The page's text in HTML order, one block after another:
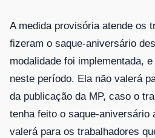
A medida provisória atende os
fizeram o saque-aniversário
modalidade foi implementada,
neste período. Ela não valerá
da publicação da MP, caso o
tenha feito o saque-aniversário
valerá para os trabalhadores